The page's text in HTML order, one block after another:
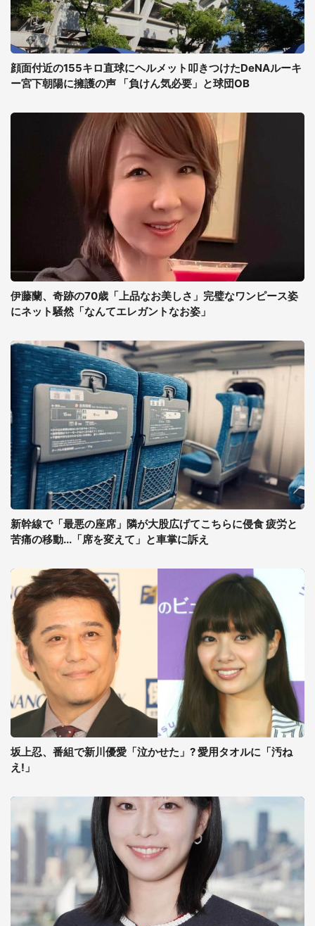
顔面付近の155キロ直球にヘルメット叩きつけたDeNAルーキ
ー宮下朝陽に擁護の声 「負けん気必要」と球団OB
伊藤蘭、奇跡の70歳「上品なお美しさ」完璧なワンピース姿
にネット騒然「なんてエレガントなお姿」
新幹線で「最悪の座席」隣が大股広げてこちらに侵食 疲労と
苦痛の移動...「席を変えて」と車掌に訴え
坂上忍、番組で新川優愛「泣かせた」? 愛用タオルに「汚ね
え!」